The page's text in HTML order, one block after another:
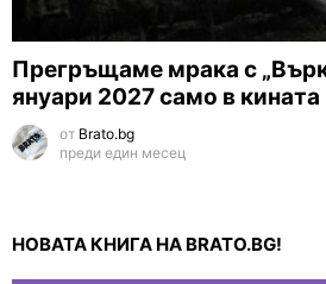
Прегръщаме мрака с
януари 2027 само в
от Brato.bg
преди един месец
НОВАТА КНИГА НА BRATO.BG!